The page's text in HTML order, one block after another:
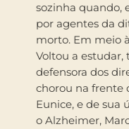
sozinha quando,
por agentes da
morto. Em meio
Voltou a estudar,
defensora dos
chorou na frente
Eunice, e de sua
o Alzheimer,